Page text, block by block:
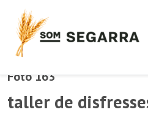
Foto 163
taller de